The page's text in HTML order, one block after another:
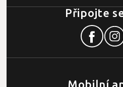
Mobilní
Připojte